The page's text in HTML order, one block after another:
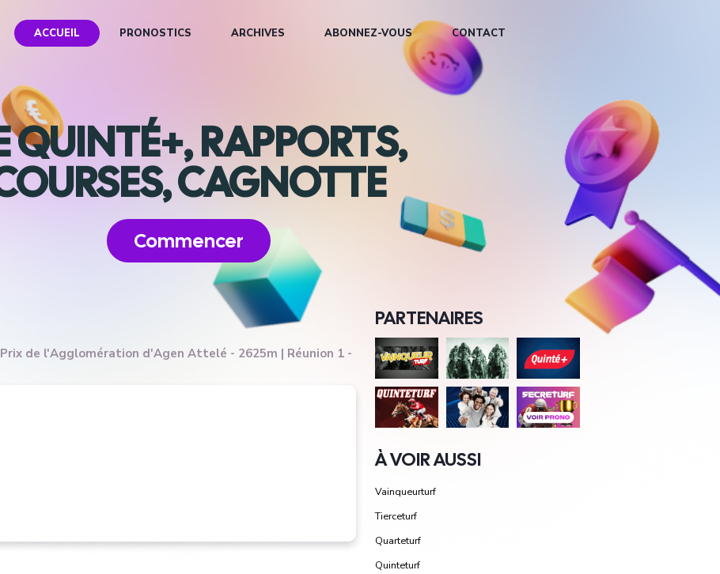
ACCUEIL PRONOSTICS ARCHIVES ABONNEZ-VOUS CONTACT
QUINTÉ+, RAPPORTS,
CAGNOTTE
Commencer
de l'Agglomération d'Agen Attelé - 2625m | Réunion 1 -
PARTENAIRES
À VOIR AUSSI
Vainqueurturf
Tierceturf
Quarteturf
Quinteturf